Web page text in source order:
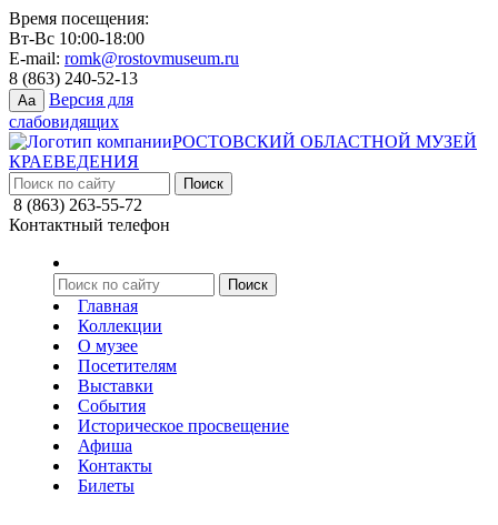
Время посещения:
Вт-Вс 10:00-18:00
E-mail: romk@rostovmuseum.ru
8 (863) 240-52-13
Aa
Версия для
слабовидящих
РОСТОВСКИЙ ОБЛАСТНОЙ МУЗЕЙ
КРАЕВЕДЕНИЯ
8 (863) 263-55-72
Контактный телефон
Главная
Коллекции
О музее
Посетителям
Выставки
События
Историческое просвещение
Афиша
Контакты
Билеты